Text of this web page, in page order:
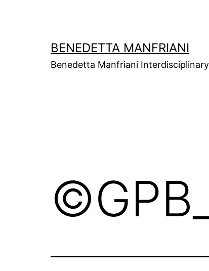
BENEDETTA MANFRIANI
Benedetta Manfriani